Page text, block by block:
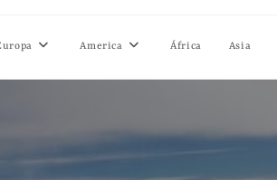
America África Asia